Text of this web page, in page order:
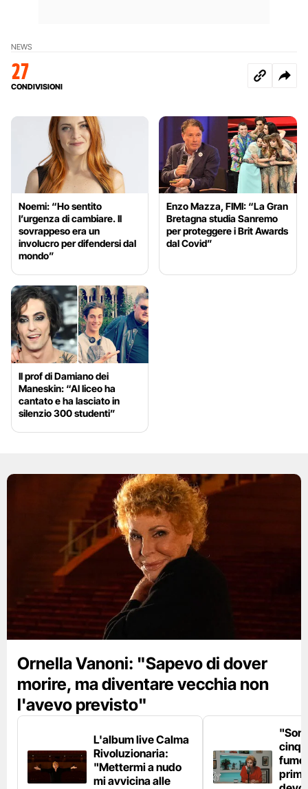
NEWS
27
CONDIVISIONI
Noemi: “Ho sentito
l’urgenza di cambiare. Il
sovrappeso era un
involucro per difendersi dal
mondo”
Enzo Mazza, FIMI: “La Gran
Bretagna studia Sanremo
per proteggere i Brit Awards
dal Covid”
Il prof di Damiano dei
Maneskin: “Al liceo ha
cantato e ha lasciato in
silenzio 300 studenti”
Ornella Vanoni: "Sapevo di dover
morire, ma diventare vecchia non
l'avevo previsto"
L'album live Calma
Rivoluzionaria:
"Mettermi a nudo
mi avvicina alle
fumo